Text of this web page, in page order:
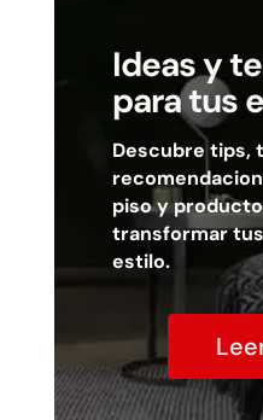
Ideas y
para tus
Descubre tips,
piso y
transformar
estilo.